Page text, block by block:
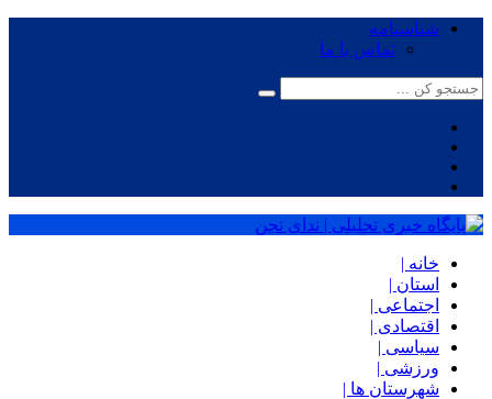
شناسنامه
تماس با ما
خانه |
استان |
اجتماعی |
اقتصادی |
سیاسی |
ورزشی |
شهرستان ها |